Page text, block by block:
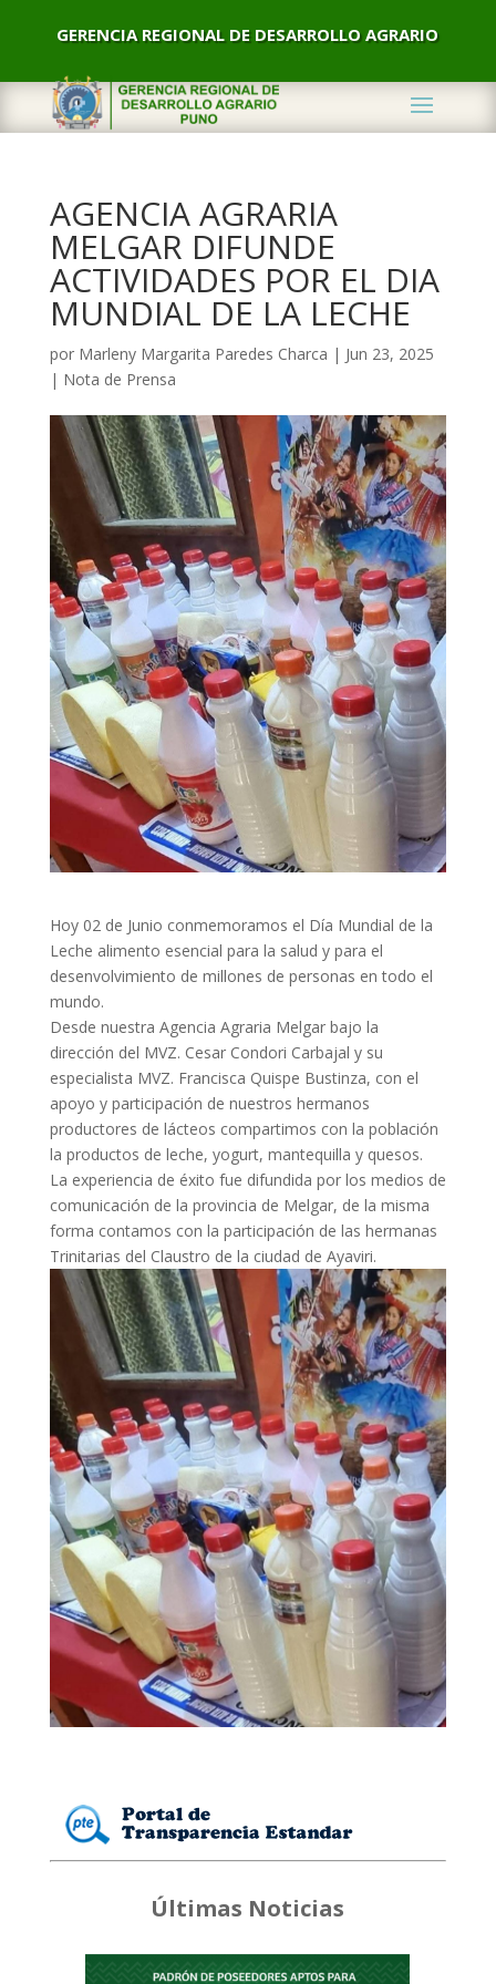
GERENCIA REGIONAL DE DESARROLLO AGRARIO
AGENCIA AGRARIA
MELGAR DIFUNDE
ACTIVIDADES POR EL DIA
MUNDIAL DE LA LECHE
por Marleny Margarita Paredes Charca | Jun 23, 2025
| Nota de Prensa
Hoy 02 de Junio conmemoramos el Día Mundial de la
Leche alimento esencial para la salud y para el
desenvolvimiento de millones de personas en todo el
mundo.
Desde nuestra Agencia Agraria Melgar bajo la
dirección del MVZ. Cesar Condori Carbajal y su
especialista MVZ. Francisca Quispe Bustinza, con el
apoyo y participación de nuestros hermanos
productores de lácteos compartimos con la población
la productos de leche, yogurt, mantequilla y quesos.
La experiencia de éxito fue difundida por los medios de
comunicación de la provincia de Melgar, de la misma
forma contamos con la participación de las hermanas
Trinitarias del Claustro de la ciudad de Ayaviri.
Últimas Noticias